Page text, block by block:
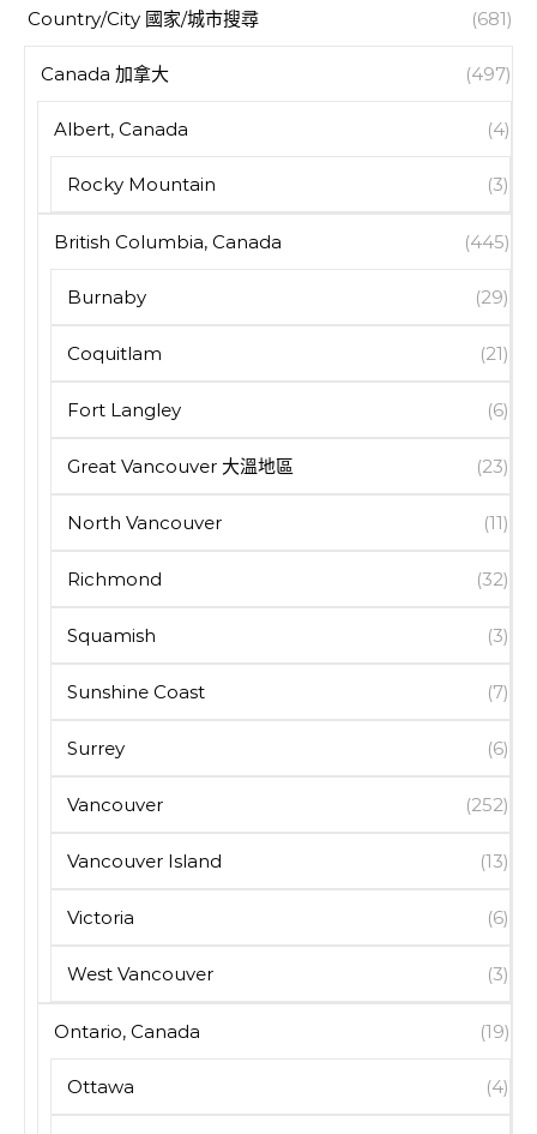
Country/City 國家/城市搜尋 (681)
Canada 加拿大 (497)
Albert, Canada (4)
Rocky Mountain (3)
British Columbia, Canada (445)
Burnaby (29)
Coquitlam (21)
Fort Langley (6)
Great Vancouver 大溫地區 (23)
North Vancouver (11)
Richmond (32)
Squamish (3)
Sunshine Coast (7)
Surrey (6)
Vancouver (252)
Vancouver Island (13)
Victoria (6)
West Vancouver (3)
Ontario, Canada (19)
Ottawa (4)